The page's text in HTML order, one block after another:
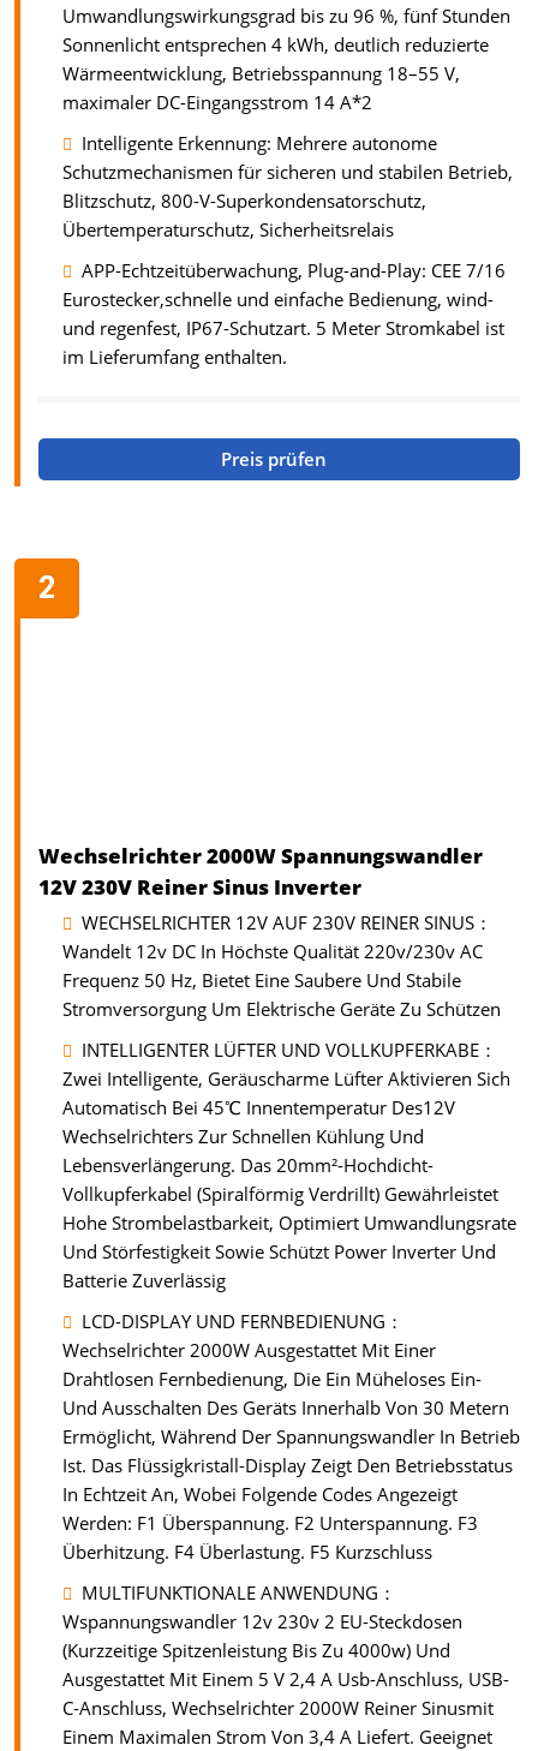
Umwandlungswirkungsgrad bis zu 96 %, fünf Stunden
Sonnenlicht entsprechen 4 kWh, deutlich reduzierte
Wärmeentwicklung, Betriebsspannung 18–55 V,
maximaler DC-Eingangsstrom 14 A*2
Intelligente Erkennung: Mehrere autonome
Schutzmechanismen für sicheren und stabilen Betrieb,
Blitzschutz, 800-V-Superkondensatorschutz,
Übertemperaturschutz, Sicherheitsrelais
APP-Echtzeitüberwachung, Plug-and-Play: CEE 7/16
Eurostecker,schnelle und einfache Bedienung, wind-
und regenfest, IP67-Schutzart. 5 Meter Stromkabel ist
im Lieferumfang enthalten.
Preis prüfen
Wechselrichter 2000W Spannungswandler
12V 230V Reiner Sinus Inverter
WECHSELRICHTER 12V AUF 230V REINER SINUS：
Wandelt 12v DC In Höchste Qualität 220v/230v AC
Frequenz 50 Hz, Bietet Eine Saubere Und Stabile
Stromversorgung Um Elektrische Geräte Zu Schützen
INTELLIGENTER LÜFTER UND VOLLKUPFERKABE：
Zwei Intelligente, Geräuscharme Lüfter Aktivieren Sich
Automatisch Bei 45℃ Innentemperatur Des12V
Wechselrichters Zur Schnellen Kühlung Und
Lebensverlängerung. Das 20mm²-Hochdicht-
Vollkupferkabel (Spiralförmig Verdrillt) Gewährleistet
Hohe Strombelastbarkeit, Optimiert Umwandlungsrate
Und Störfestigkeit Sowie Schützt Power Inverter Und
Batterie Zuverlässig
LCD-DISPLAY UND FERNBEDIENUNG：
Wechselrichter 2000W Ausgestattet Mit Einer
Drahtlosen Fernbedienung, Die Ein Müheloses Ein-
Und Ausschalten Des Geräts Innerhalb Von 30 Metern
Ermöglicht, Während Der Spannungswandler In Betrieb
Ist. Das Flüssigkristall-Display Zeigt Den Betriebsstatus
In Echtzeit An, Wobei Folgende Codes Angezeigt
Werden: F1 Überspannung. F2 Unterspannung. F3
Überhitzung. F4 Überlastung. F5 Kurzschluss
MULTIFUNKTIONALE ANWENDUNG：
Wspannungswandler 12v 230v 2 EU-Steckdosen
(Kurzzeitige Spitzenleistung Bis Zu 4000w) Und
Ausgestattet Mit Einem 5 V 2,4 A Usb-Anschluss, USB-
C-Anschluss, Wechselrichter 2000W Reiner Sinusmit
Einem Maximalen Strom Von 3,4 A Liefert. Geeignet